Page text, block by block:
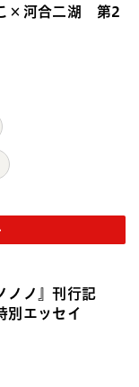
×河合二湖 第2
ノノ』刊行記
エッセイ